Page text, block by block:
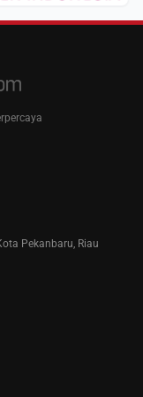
Pekanbaru, Riau